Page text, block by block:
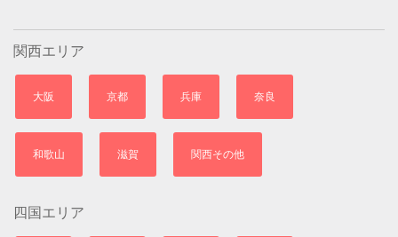
関西エリア
大阪 京都 兵庫 奈良
和歌山 滋賀 関西その他
四国エリア